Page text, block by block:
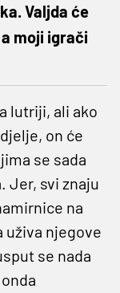
Valjda će
moji igrači
lutriji, ali ako
on će
se sada
Jer, svi znaju
na
uživa njegove
se nada